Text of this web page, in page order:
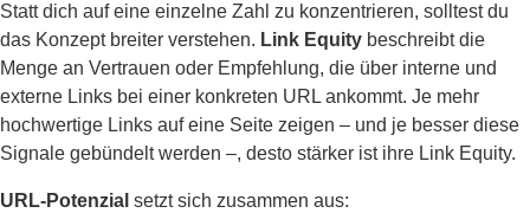
Statt dich auf eine einzelne Zahl zu konzentrieren, solltest du
das Konzept breiter verstehen. Link Equity beschreibt die
Menge an Vertrauen oder Empfehlung, die über interne und
externe Links bei einer konkreten URL ankommt. Je mehr
hochwertige Links auf eine Seite zeigen – und je besser diese
Signale gebündelt werden –, desto stärker ist ihre Link Equity.
URL-Potenzial setzt sich zusammen aus: